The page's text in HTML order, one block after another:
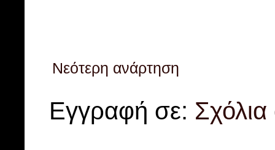
Νεότερη ανάρτηση
Εγγραφή σε: